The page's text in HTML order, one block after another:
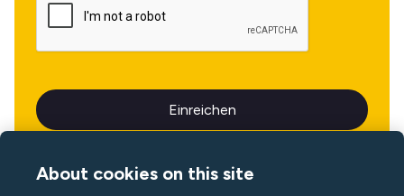
About cookies on this site